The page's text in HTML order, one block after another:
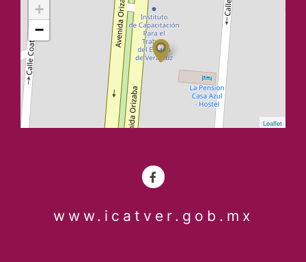
+
−
Leaflet
www.icatver.gob.mx